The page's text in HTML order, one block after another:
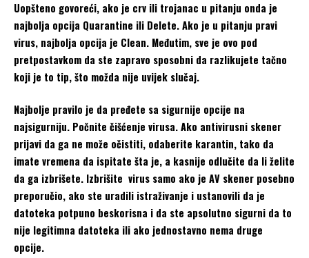
Uopšteno govoreći, ako je crv ili trojanac u pitanju onda je
najbolja opcija Quarantine ili Delete. Ako je u pitanju pravi
virus, najbolja opcija je Clean. Međutim, sve je ovo pod
pretpostavkom da ste zapravo sposobni da razlikujete tačno
koji je to tip, što možda nije uvijek slučaj.
Najbolje pravilo je da pređete sa sigurnije opcije na
najsigurniju. Počnite čišćenje virusa. Ako antivirusni skener
prijavi da ga ne može očistiti, odaberite karantin, tako da
imate vremena da ispitate šta je, a kasnije odlučite da li želite
da ga izbrišete. Izbrišite virus samo ako je AV skener posebno
preporučio, ako ste uradili istraživanje i ustanovili da je
datoteka potpuno beskorisna i da ste apsolutno sigurni da to
nije legitimna datoteka ili ako jednostavno nema druge
opcije.